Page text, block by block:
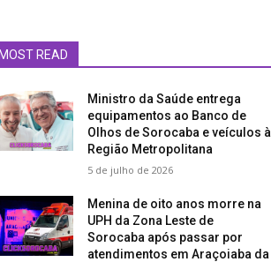
READ
Ministro da Saúde entrega
equipamentos ao Banco de
Olhos de Sorocaba e veículos à
Região Metropolitana
5 de julho de 2026
Menina de oito anos morre na
UPH da Zona Leste de
Sorocaba após passar por
atendimentos em Araçoiaba da